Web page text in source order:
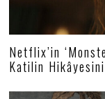
Netflix’in
Katilin